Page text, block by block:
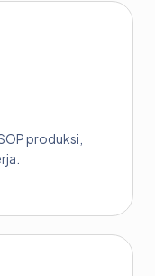
produksi,